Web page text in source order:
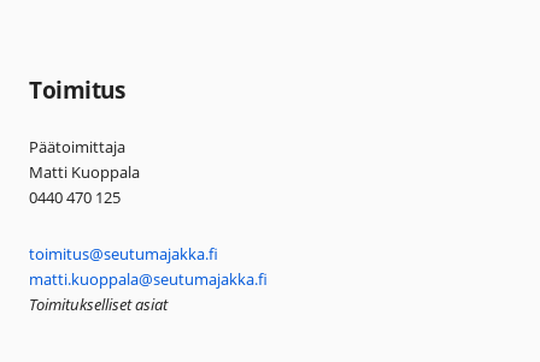
Toimitus
Päätoimittaja
Matti Kuoppala
0440 470 125
toimitus@seutumajakka.fi
matti.kuoppala@seutumajakka.fi
Toimitukselliset asiat